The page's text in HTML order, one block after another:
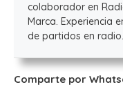
colaborador en
Marca. Experiencia
de partidos en radio.
Comparte por